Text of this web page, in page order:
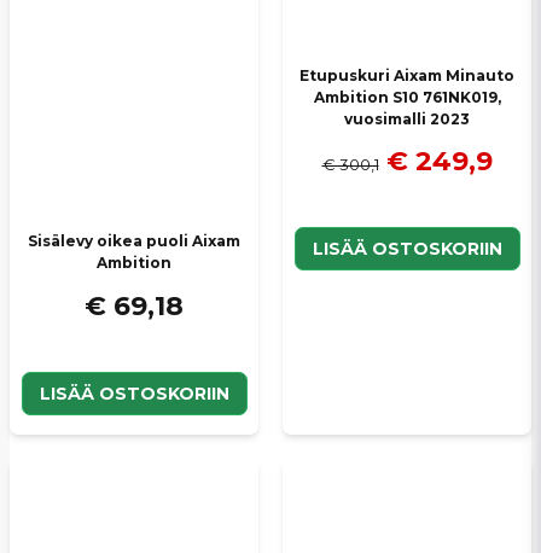
Sisälevy oikea puoli Aixam
Ambition
€ 69,18
LISÄÄ OSTOSKORIIN
Etupuskuri Aixam Minauto
Ambition S10 761NK019,
vuosimalli 2023
€ 300,1 € 249,9
LISÄÄ OSTOSKORIIN